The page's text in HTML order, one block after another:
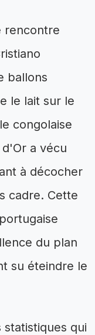
rencontre
ballons
le lait sur le
congolaise
a vécu
à décocher
cadre. Cette
du plan
su éteindre le
qui